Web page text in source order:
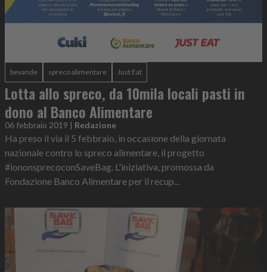
bevande spreco alimentare Just Eat
Lotta allo spreco, da 10mila locali pasti in
dono al Banco Alimentare
06 febbraio 2019 | Redazione
Ha preso il via il 5 febbraio, in occasione della giornata
nazionale contro lo spreco alimentare, il progetto
#iononsprecoconSaveBag. L'iniziativa, promossa da
Fondazione Banco Alimentare per il recup...